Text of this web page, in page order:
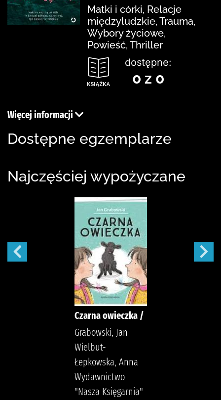
Matki i córki, Relacje
międzyludzkie, Trauma,
Wybory życiowe,
Powieść, Thriller
dostępne:
0 z 0
Więcej informacji
Dostępne egzemplarze
Najczęściej wypożyczane
Czarna owieczka /
Grabowski, Jan
Wielbut-
Łepkowska, Anna
Wydawnictwo
"Nasza Księgarnia"